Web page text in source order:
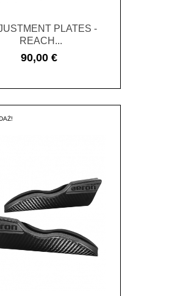
PLATES -
REACH...
Cena
90,00 €